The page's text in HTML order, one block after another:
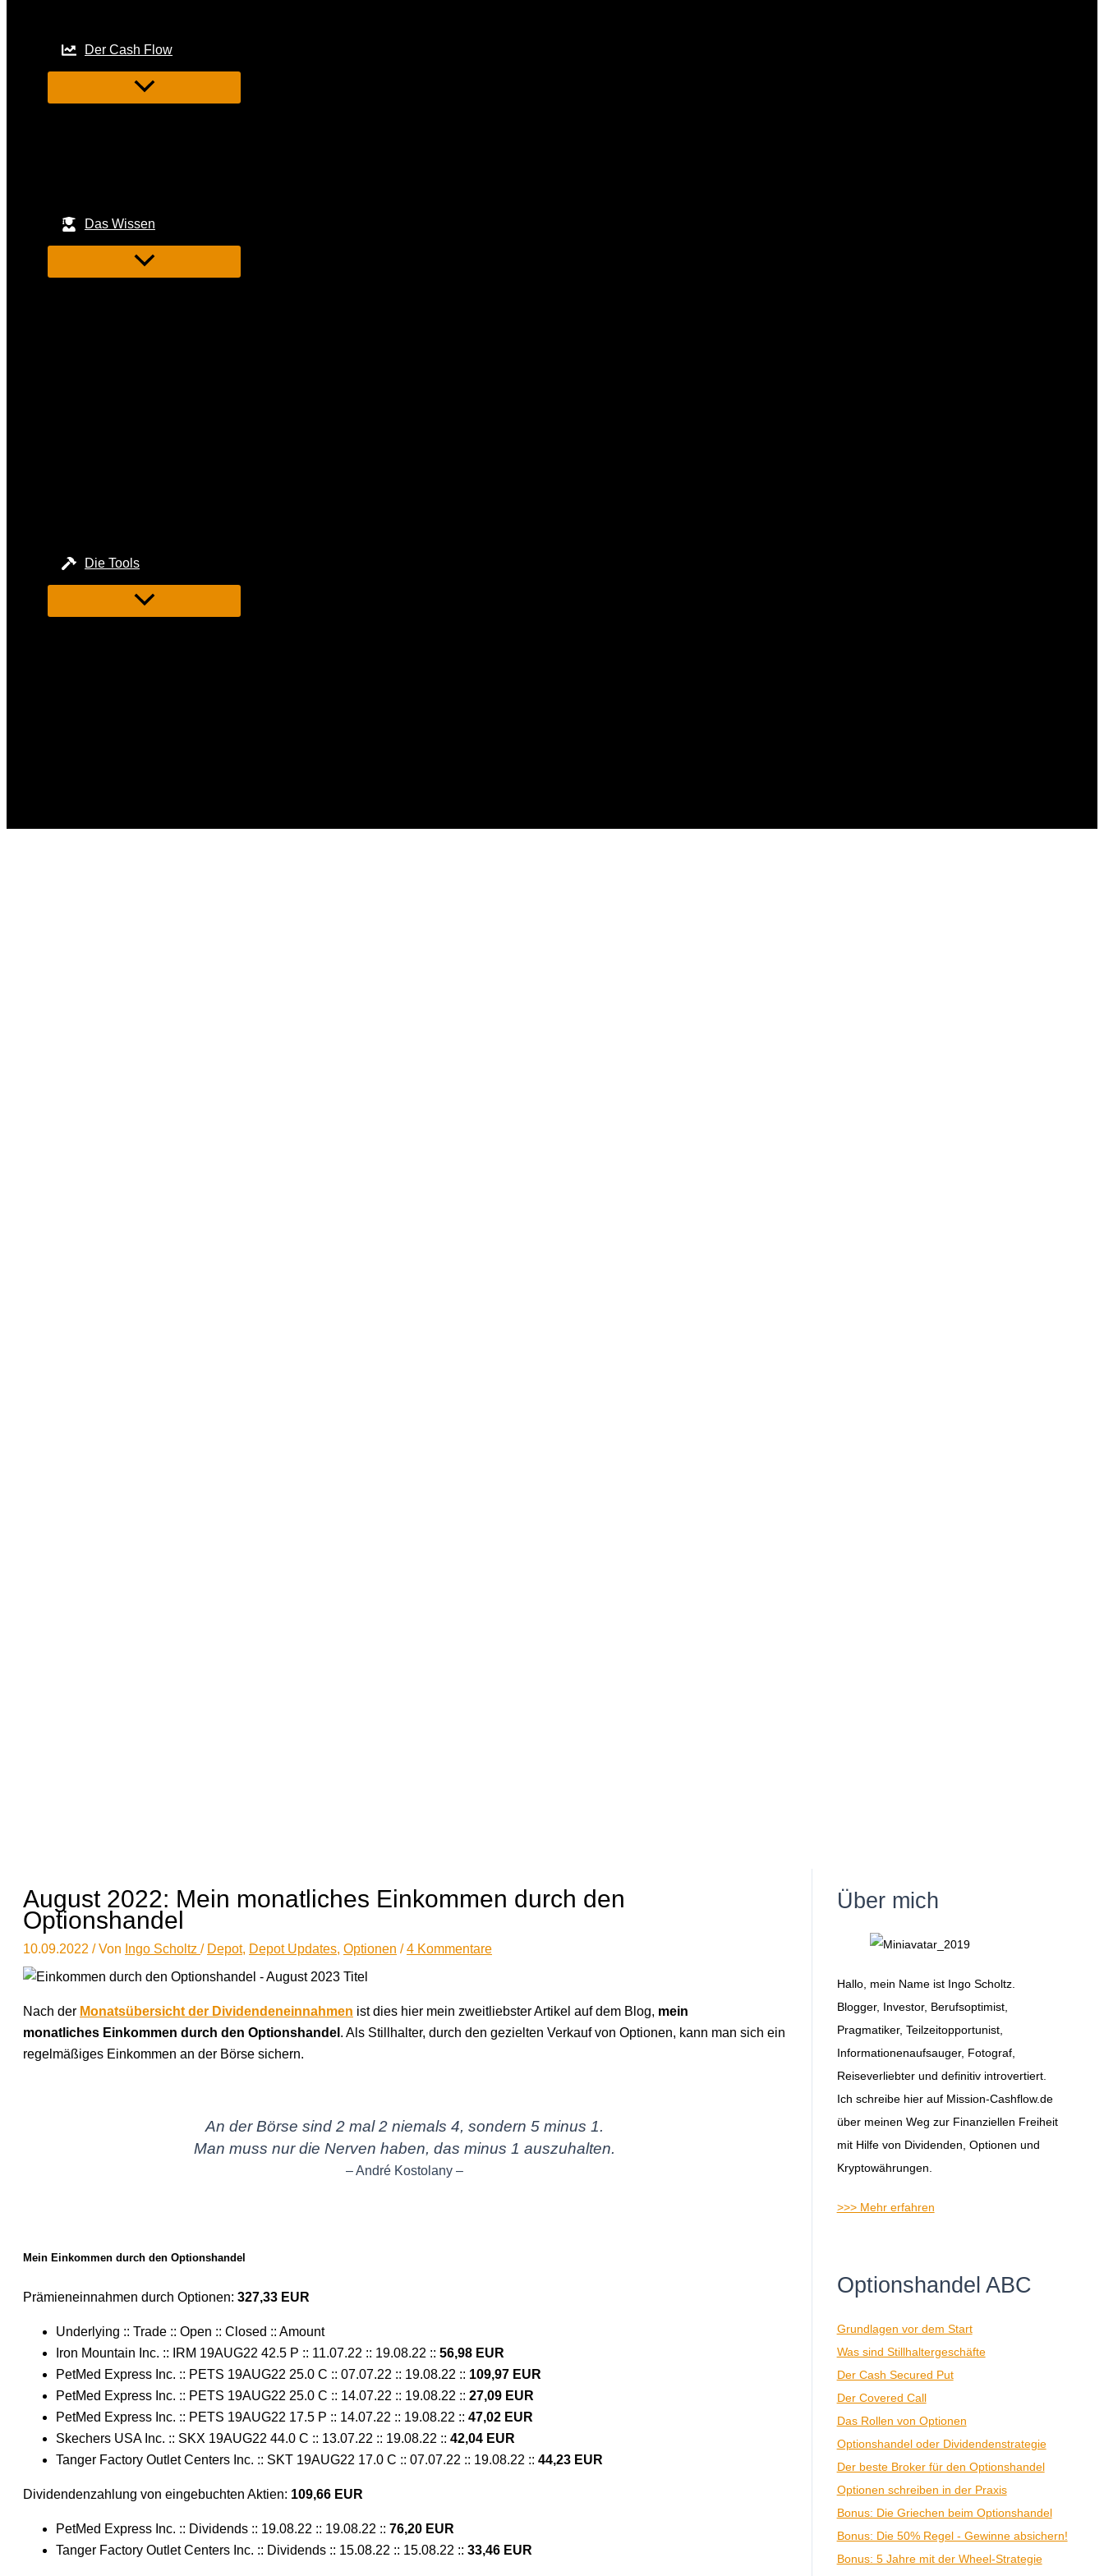
Der Cash Flow
Das Wissen
Die Tools
August 2022: Mein monatliches Einkommen durch den
Optionshandel
10.09.2022 / Von Ingo Scholtz / Depot, Depot Updates, Optionen /4 Kommentare
Nach der Monatsübersicht der Dividendeneinnahmen ist dies hier mein zweitliebster Artikel auf dem Blog, mein
monatliches Einkommen durch den Optionshandel . Als Stillhalter, durch den gezielten Verkauf von Optionen, kann man sich ein
regelmäßiges Einkommen an der Börse sichern.
An der Börse sind 2 mal 2 niemals 4, sondern 5 minus 1.
Man muss nur die Nerven haben, das minus 1 auszuhalten.
– André Kostolany –
Mein Einkommen durch den Optionshandel
Prämieneinnahmen durch Optionen: 327,33 EUR
Underlying :: Trade :: Open :: Closed :: Amount
Iron Mountain Inc. :: IRM 19AUG22 42.5 P :: 11.07.22 :: 19.08.22 :: 56,98 EUR
PetMed Express Inc. :: PETS 19AUG22 25.0 C :: 07.07.22 :: 19.08.22 :: 109,97 EUR
PetMed Express Inc. :: PETS 19AUG22 25.0 C :: 14.07.22 :: 19.08.22 :: 27,09 EUR
PetMed Express Inc. :: PETS 19AUG22 17.5 P :: 14.07.22 :: 19.08.22 :: 47,02 EUR
Skechers USA Inc. :: SKX 19AUG22 44.0 C :: 13.07.22 :: 19.08.22 :: 42,04 EUR
Tanger Factory Outlet Centers Inc. :: SKT 19AUG22 17.0 C :: 07.07.22 :: 19.08.22 :: 44,23 EUR
Dividendenzahlung von eingebuchten Aktien: 109,66 EUR
PetMed Express Inc. :: Dividends :: 19.08.22 :: 19.08.22 :: 76,20 EUR
Tanger Factory Outlet Centers Inc. :: Dividends :: 15.08.22 :: 15.08.22 :: 33,46 EUR
Über mich
Hallo, mein Name ist Ingo Scholtz.
Blogger, Investor, Berufsoptimist,
Pragmatiker, Teilzeitopportunist,
Informationenaufsauger, Fotograf,
Reiseverliebter und definitiv introvertiert.
Ich schreibe hier auf Mission-Cashflow.de
über meinen Weg zur Finanziellen Freiheit
mit Hilfe von Dividenden, Optionen und
Kryptowährungen.
>>> Mehr erfahren
Optionshandel ABC
Grundlagen vor dem Start
Was sind Stillhaltergeschäfte
Der Cash Secured Put
Der Covered Call
Das Rollen von Optionen
Optionshandel oder Dividendenstrategie
Der beste Broker für den Optionshandel
Optionen schreiben in der Praxis
Bonus: Die Griechen beim Optionshandel
Bonus: Die 50% Regel - Gewinne absichern!
Bonus: 5 Jahre mit der Wheel-Strategie